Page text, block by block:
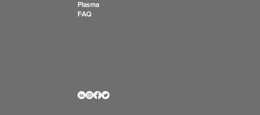
Plasma
FAQ